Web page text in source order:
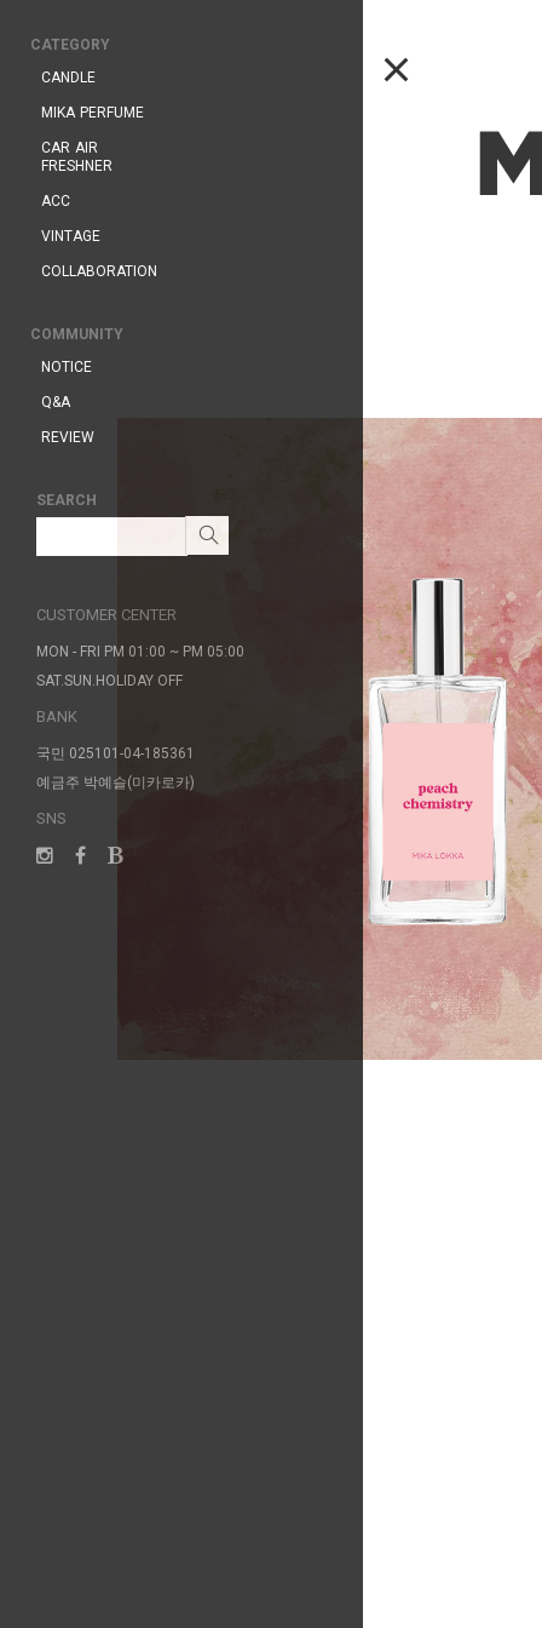
CATEGORY
CANDLE
MIKA PERFUME
CAR AIR
FRESHNER
ACC
VINTAGE
COLLABORATION
COMMUNITY
NOTICE
Q&A
REVIEW
SEARCH
CUSTOMER CENTER
MON - FRI PM 01:00 ~ PM 05:00
SAT.SUN.HOLIDAY OFF
BANK
국민 025101-04-185361
예금주 박예슬(미카로카)
SNS